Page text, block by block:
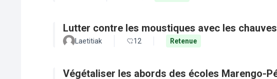
Lutter contre les moustiques avec les
Laetitiak 12 Retenue
Végétaliser les abords des écoles Marengo-